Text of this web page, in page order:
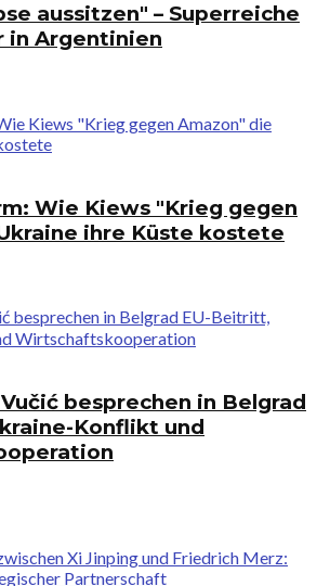
aussitzen" – Superreiche
in Argentinien
Wie Kiews "Krieg gegen
ihre Küste kostete
besprechen in Belgrad
Konflikt und